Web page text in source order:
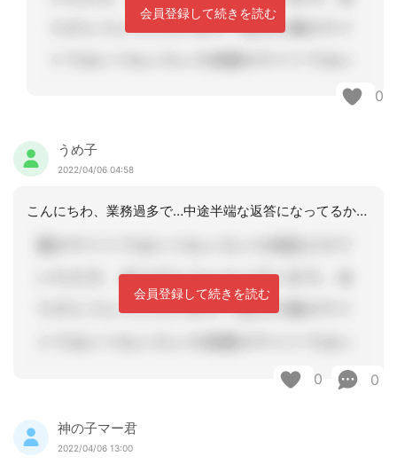
会員登録して続きを読む
0
うめ子
2022/04/06 04:58
こんにちわ、業務過多で…中途半端な返答になってるかもですが…老健は３ヶ月ごとに入
会員登録して続きを読む
0 0
神の子マー君
2022/04/06 13:00